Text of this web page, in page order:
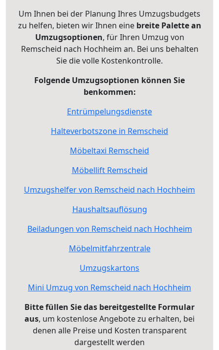
Um Ihnen bei der Planung Ihres Umzugsbudgets
zu helfen, bieten wir Ihnen eine breite Palette an
Umzugsoptionen, für Ihren Umzug von
Remscheid nach Hochheim an. Bei uns behalten
Sie die volle Kostenkontrolle.
Folgende Umzugsoptionen können Sie
benkommen:
Entrümpelungsdienste
Halteverbotszone in Remscheid
Möbeltaxi Remscheid
Möbellift Remscheid
Umzugshelfer von Remscheid nach Hochheim
Haushaltsauflösung
Beiladungen von Remscheid nach Hochheim
Möbelmitfahrzentrale
Umzugskartons
Mini Umzug von Remscheid nach Hochheim
Bitte füllen Sie das bereitgestellte Formular
aus, um kostenlose Angebote zu erhalten, bei
denen alle Preise und Kosten transparent
dargestellt werden